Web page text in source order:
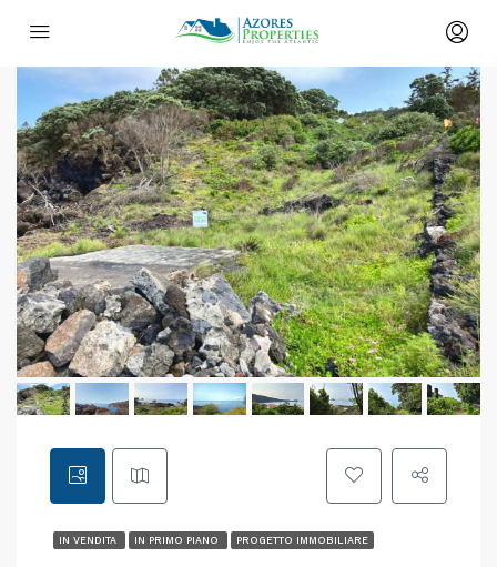
IN VENDITA IN PRIMO PIANO PROGETTO IMMOBILIARE